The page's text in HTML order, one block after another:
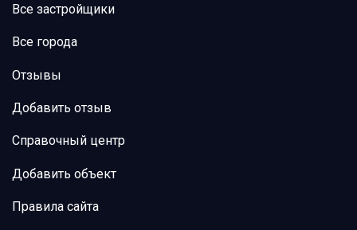
Все застройщики
Все города
Отзывы
Добавить отзыв
Справочный центр
Добавить объект
Правила сайта